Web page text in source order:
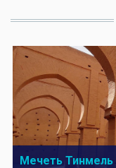
Мечеть Тинмель